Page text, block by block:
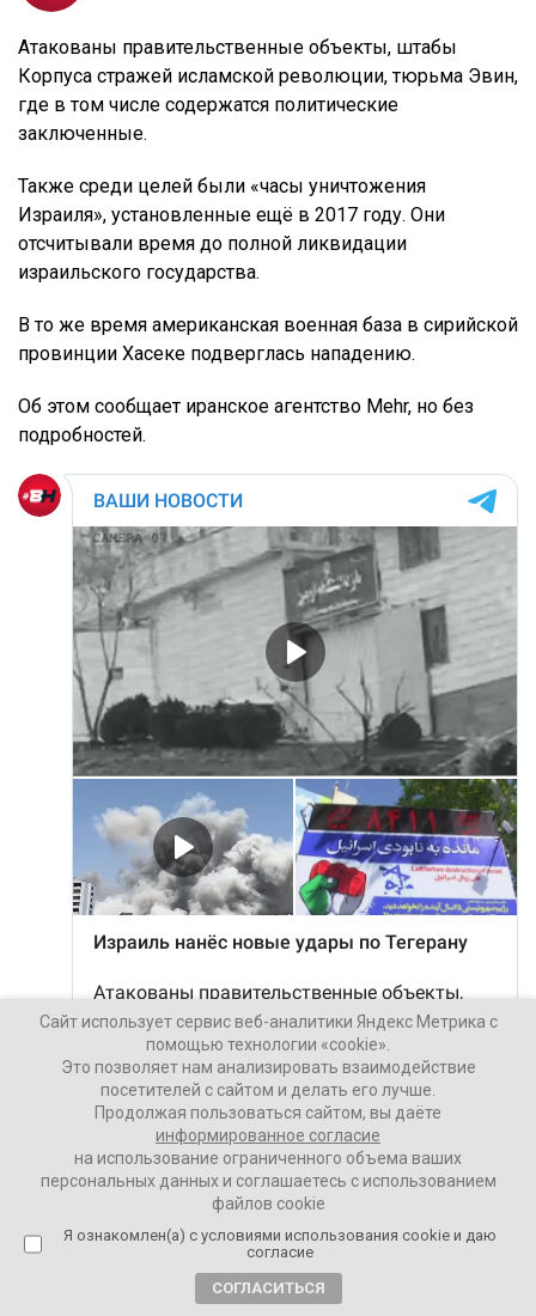
Атакованы правительственные объекты, штабы
Корпуса стражей исламской революции, тюрьма Эвин,
где в том числе содержатся политические
заключенные.
Также среди целей были «часы уничтожения
Израиля», установленные ещё в 2017 году. Они
отсчитывали время до полной ликвидации
израильского государства.
В то же время американская военная база в сирийской
провинции Хасеке подверглась нападению.
Об этом сообщает иранское агентство Mehr, но без
подробностей.
Сайт использует сервис веб-аналитики Яндекс Метрика с
помощью технологии «cookie».
Это позволяет нам анализировать взаимодействие
посетителей с сайтом и делать его лучше.
Продолжая пользоваться сайтом, вы даёте
информированное согласие
на использование ограниченного объема ваших
персональных данных и соглашаетесь с использованием
файлов cookie
Я ознакомлен(а) с условиями использования cookie и даю
согласие
СОГЛАСИТЬСЯ